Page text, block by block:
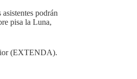
podrán
pisa la Luna,
(EXTENDA).